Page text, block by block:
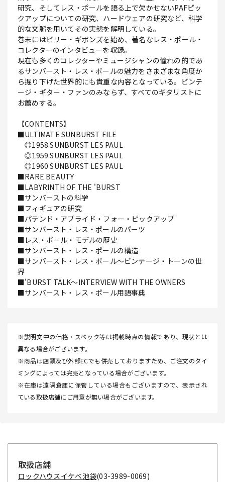
研究、そしてレス・ポールを語る上で欠かせないPAFピッ
クアップについての研究、ハードウェアの研究など、科学
的な文脈を用いてその実態を解明している。
巻末にはビリー・ギボンズを始め、著名なレス・ポール・
コレクターのインタビューを収録。
現在も多くのコレクターやミュージシャンの憧れの的であ
るサンバースト・レス・ポールの魅力をさまざまな角度か
ら掘り下げた世界的にも貴重な内容となっている。ビンテ
ージ・ギター・ファンのみならず、すべてのギタリストに
お薦めする。
【CONTENTS】
■ULTIMATE SUNBURST FILE
◎1958 SUNBURST LES PAUL
◎1959 SUNBURST LES PAUL
◎1960 SUNBURST LES PAUL
■RARE BEAUTY
■LABYRINTH OF THE 'BURST
■サンバーストの科学
■フィギュアの研究
■パテンド・アプライド・フォー・ピックアップ
■サンバースト・レス・ポールのパーツ
■レス・ポール・モデルの歴史
■サンバースト・レス・ポールの構造
■サンバースト・レス・ポール～ビンテージ・トーンの世
界
■'BURST TALK～INTERVIEW WITH THE OWNERS
■サンバースト・レス・ポール用語事典
※説明文中の価格・スペック等は掲載時点の情報であり、現状とは
異なる場合がございます。
※商品は店頭及び外部ECでも併売しておりますため、ご注文のタイ
ミングによっては完売となっている場合がございます。
※在庫は遠隔倉庫に保管している場合もございますので、表示され
ている取扱店舗にご用意が無い場合がございます。
取扱店舗
ロックハウスイケベ池袋(03-3989-0069)